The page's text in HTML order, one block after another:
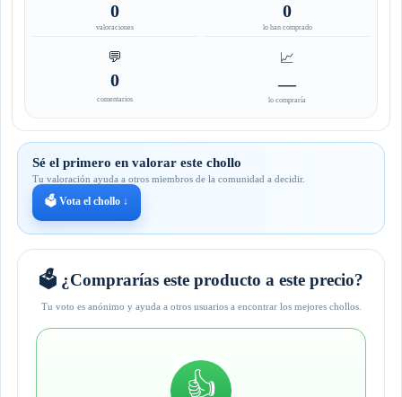
0
valoraciones
0
lo han comprado
💬
0
comentarios
📈
—
lo compraría
Sé el primero en valorar este chollo
Tu valoración ayuda a otros miembros de la comunidad a decidir.
🗳️ Vota el chollo ↓
🗳️ ¿Comprarías este producto a este precio?
Tu voto es anónimo y ayuda a otros usuarios a encontrar los mejores chollos.
👍